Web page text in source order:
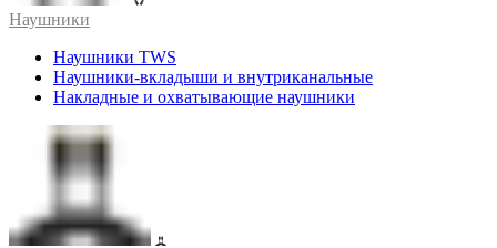
Наушники
Наушники TWS
Наушники-вкладыши и внутриканальные
Накладные и охватывающие наушники